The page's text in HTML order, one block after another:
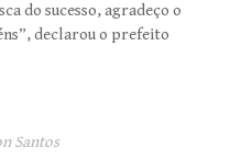
do sucesso, agradeço o
declarou o prefeito
Santos